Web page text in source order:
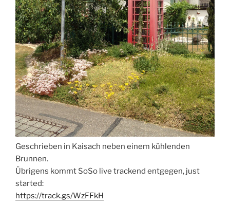
Geschrieben in Kaisach neben einem kühlenden
Brunnen.
Übrigens kommt SoSo live trackend entgegen, just
started:
https://track.gs/WzFFkH